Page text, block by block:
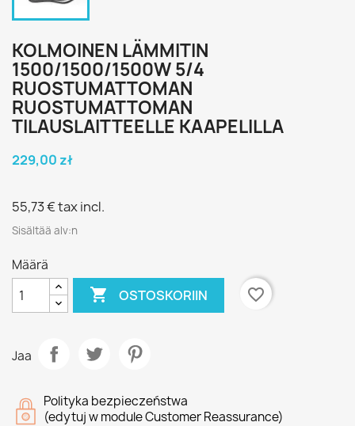
KOLMOINEN LÄMMITIN
1500/1500/1500W 5/4
RUOSTUMATTOMAN
RUOSTUMATTOMAN
TILAUSLAITTEELLE KAAPELILLA
229,00 zł
55,73 €tax incl.
Sisältää alv:n
Määrä
 OSTOSKORIIN favorite_border
Jaa
Polityka bezpieczeństwa
(edytuj w module Customer Reassurance)